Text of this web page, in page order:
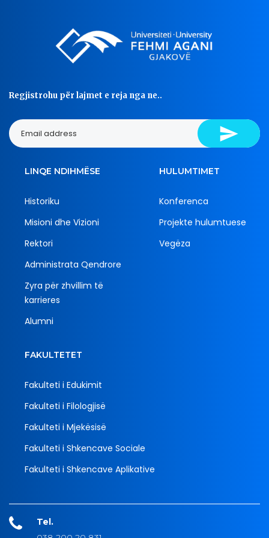
Regjistrohu për lajmet e reja nga ne..
LINQE NDIHMËSE
Historiku
Misioni dhe Vizioni
Rektori
Administrata Qendrore
Zyra për zhvillim të
karrieres
Alumni
HULUMTIMET
Konferenca
Projekte hulumtuese
Vegëza
FAKULTETET
Fakulteti i Edukimit
Fakulteti i Filologjisë
Fakulteti i Mjekësisë
Fakulteti i Shkencave Sociale
Fakulteti i Shkencave Aplikative
Tel.